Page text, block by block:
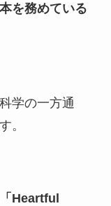
を務めている
学の一方通
。
Heartful